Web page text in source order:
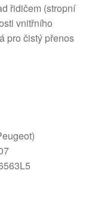
řidičem (stropní
vnitřního
pro čistý přenos